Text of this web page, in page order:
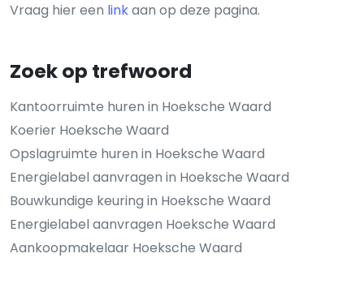
Vraag hier een linkaan op deze pagina.
Zoek op trefwoord
Kantoorruimte huren in Hoeksche Waard
Koerier Hoeksche Waard
Opslagruimte huren in Hoeksche Waard
Energielabel aanvragen in Hoeksche Waard
Bouwkundige keuring in Hoeksche Waard
Energielabel aanvragen Hoeksche Waard
Aankoopmakelaar Hoeksche Waard